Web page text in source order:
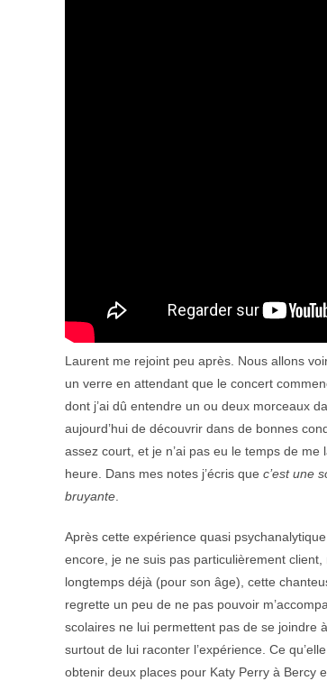
Laurent me rejoint peu après. Nous allons
un verre en attendant que le concert
dont j’ai dû entendre un ou deux morceaux
aujourd’hui de découvrir dans de bonnes
assez court, et je n’ai pas eu le temps de
heure. Dans mes notes j’écris que c’est une
bruyante
Après cette expérience quasi
encore, je ne suis pas particulièrement
longtemps déjà (pour son âge), cette
regrette un peu de ne pas pouvoir
scolaires ne lui permettent pas de se joindre
surtout de lui raconter l’expérience. Ce
obtenir deux places pour Katy Perry à Bercy